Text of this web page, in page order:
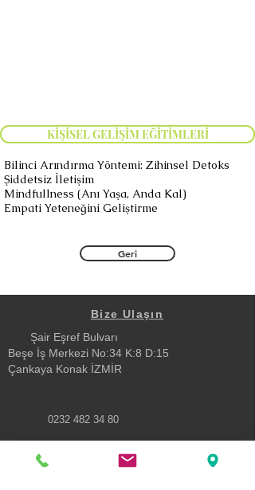
KİŞİSEL GELİŞİM EĞİTİMLERİ
Bilinci Arındırma Yöntemi: Zihinsel Detoks
Şiddetsiz İletişim
Mindfullness (Anı Yaşa, Anda Kal)
​Empati Yeteneğini Geliştirme
Geri
Bize Ulaşın
Şair Eşref Bulvarı
Beşe İş Merkezi No:34 K:8 D:15
Çankaya Konak İZMİR
0232 482 34 80